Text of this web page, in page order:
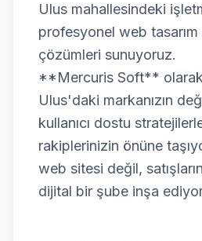
Ulus mahallesindeki
profesyonel web tasarım
çözümleri sunuyoruz.
**Mercuris Soft**
Ulus'daki markanızın
kullanıcı dostu
rakiplerinizin önüne
web sitesi değil,
dijital bir şube inşa